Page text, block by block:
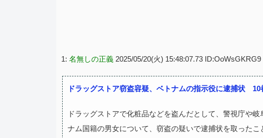
1: 名無しの正義 2025/05/20(火) 15:48:07.73 ID:OoWsGKRG9
ドラッグストア窃盗容疑、ベトナムの指示役に逮捕状 10
ドラッグストアで化粧品などを盗んだとして、警視庁や
ナム国籍の男女について、窃盗の疑いで逮捕状を取ったこ